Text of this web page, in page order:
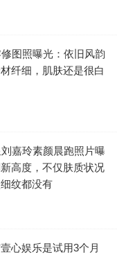
图照曝光：依旧风韵
纤细，肌肤还是很白
嘉玲素颜晨跑照片曝
高度，不仅肤质状况
纹都没有
心娱乐是试用3个月